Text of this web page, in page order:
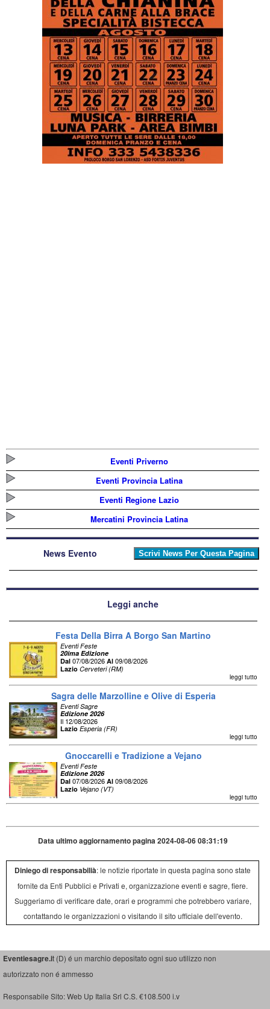
Eventi Priverno
Eventi Provincia Latina
Eventi Regione Lazio
Mercatini Provincia Latina
News Evento
Leggi anche
Festa Della Birra A Borgo San Martino
Eventi Feste
20ima Edizione
Dal 07/08/2026 Al 09/08/2026
Lazio Cerveteri (RM)
leggi tutto
Sagra delle Marzolline e Olive di Esperia
Eventi Sagre
Edizione 2026
Il 12/08/2026
Lazio Esperia (FR)
leggi tutto
Gnoccarelli e Tradizione a Vejano
Eventi Feste
Edizione 2026
Dal 07/08/2026 Al 09/08/2026
Lazio Vejano (VT)
leggi tutto
Data ultimo aggiornamento pagina 2024-08-06 08:31:19
Diniego di responsabilià: le notizie riportate in questa pagina sono state
fornite da Enti Pubblici e Privati e, organizzazione eventi e sagre, fiere.
Suggeriamo di verificare date, orari e programmi che potrebbero variare,
contattando le organizzazioni o visitando il sito ufficiale dell'evento.
Eventiesagre.it (D) é un marchio depositato ogni suo utilizzo non
autorizzato non é ammesso
Responsabile Sito: Web Up Italia Srl C.S. €108.500 i.v